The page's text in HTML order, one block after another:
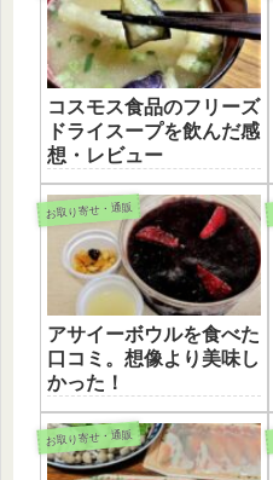
コスモス食品のフリーズ
ドライスープを飲んだ感
想・レビュー
お取り寄せ・通販
アサイーボウルを食べた
口コミ。想像より美味し
かった！
お取り寄せ・通販